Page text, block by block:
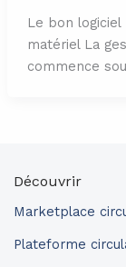
Le bon
matériel La
commence
Découvrir
Marketplace
Plateforme